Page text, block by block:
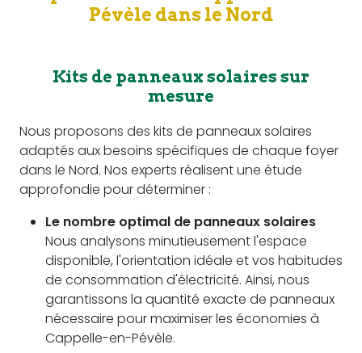
Pévèle dans le Nord
Kits de panneaux solaires sur
mesure
Nous proposons des kits de panneaux solaires
adaptés aux besoins spécifiques de chaque foyer
dans le Nord. Nos experts réalisent une étude
approfondie pour déterminer :
Le nombre optimal de panneaux solaires
Nous analysons minutieusement l'espace
disponible, l'orientation idéale et vos habitudes
de consommation d'électricité. Ainsi, nous
garantissons la quantité exacte de panneaux
nécessaire pour maximiser les économies à
Cappelle-en-Pévèle.